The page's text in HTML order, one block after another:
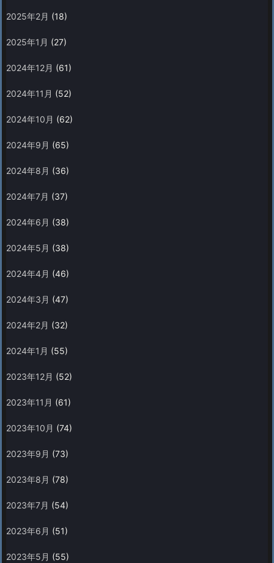
2025年2月 (18)
2025年1月 (27)
2024年12月 (61)
2024年11月 (52)
2024年10月 (62)
2024年9月 (65)
2024年8月 (36)
2024年7月 (37)
2024年6月 (38)
2024年5月 (38)
2024年4月 (46)
2024年3月 (47)
2024年2月 (32)
2024年1月 (55)
2023年12月 (52)
2023年11月 (61)
2023年10月 (74)
2023年9月 (73)
2023年8月 (78)
2023年7月 (54)
2023年6月 (51)
2023年5月 (55)